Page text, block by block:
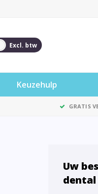
Excl. btw
Keuzehulp
GRATIS
Uw
dental